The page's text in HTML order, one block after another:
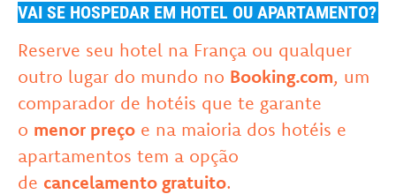
VAI SE HOSPEDAR EM HOTEL OU APARTAMENTO?
Reserve seu hotel na França ou qualquer
outro lugar do mundo no Booking.com, um
comparador de hotéis que te garante
o menor preço e na maioria dos hotéis e
apartamentos tem a opção
de cancelamento gratuito.